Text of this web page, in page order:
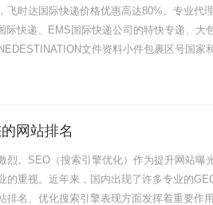
快递价格
时达国际快递价格优惠高达80%。专业代
际快递、EMS国际快递公司的特快专递、大
文件资料小件包裹区号国家
网站排名
烈。SEO（搜索引擎优化）作为提升网站曝
重视。近年来，国内出现了许多专业的
名、优化搜索引擎表现方面发挥着重要作用